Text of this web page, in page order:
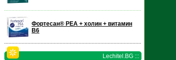
Фортесан® PEA + холин + витамин
В6
Lechitel.BG :::